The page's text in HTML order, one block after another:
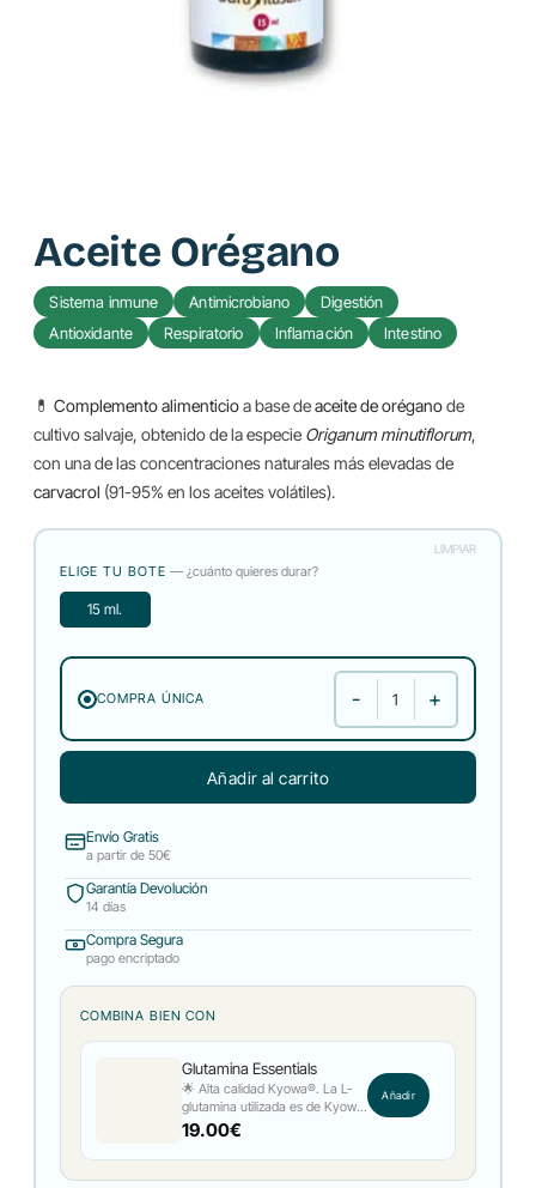
Aceite Orégano
Sistema inmune Antimicrobiano
Digestión
Antioxidante
Respiratorio Inflamación Intestino
💊Complemento alimenticioa base deaceite de oréganode
cultivo salvaje, obtenido de la especie Origanum minutiflorum,
con una de las concentraciones naturales más elevadas de
carvacrol (91-95% en los aceites volátiles).
ELIGE TU BOTE— ¿cuánto quieres durar?
15 ml.
LIMPIAR
COMPRA ÚNICA Aceite Orégano cantidad
Añadir al carrito
Envío Gratis
a partir de 50€
Garantía Devolución
14 días
Compra Segura
pago encriptado
COMBINA BIEN CON
Glutamina Essentials
🌟 Alta calidad Kyowa®. La L-
glutamina utilizada es de Kyowa
Quality, una certificación que
garantiza su pureza y eficacia.
Presentada en forma de polvo,
facilita una rápida absorción y
19.00€
Añadir